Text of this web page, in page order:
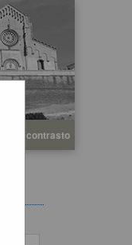
Alto contrasto